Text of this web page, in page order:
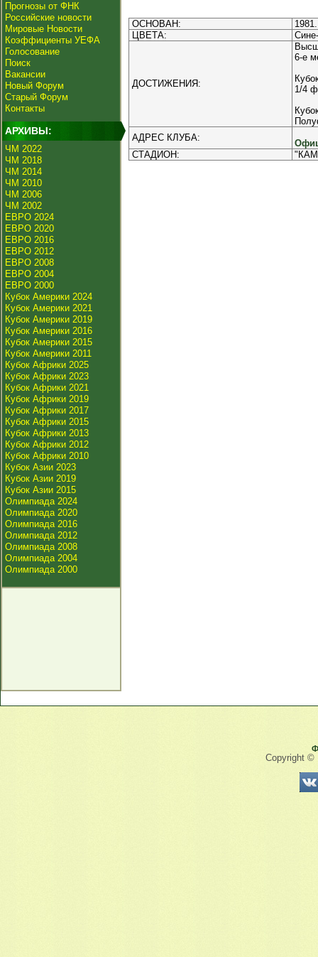
Прогнозы от ФНК
Российские новости
Мировые Новости
Коэффициенты УЕФА
Голосование
Поиск
Вакансии
Новый Форум
Старый Форум
Контакты
АРХИВЫ:
ЧМ 2022
ЧМ 2018
ЧМ 2014
ЧМ 2010
ЧМ 2006
ЧМ 2002
ЕВРО 2024
ЕВРО 2020
ЕВРО 2016
ЕВРО 2012
ЕВРО 2008
ЕВРО 2004
ЕВРО 2000
Кубок Америки 2024
Кубок Америки 2021
Кубок Америки 2019
Кубок Америки 2016
Кубок Америки 2015
Кубок Америки 2011
Кубок Африки 2025
Кубок Африки 2023
Кубок Африки 2021
Кубок Африки 2019
Кубок Африки 2017
Кубок Африки 2015
Кубок Африки 2013
Кубок Африки 2012
Кубок Африки 2010
Кубок Азии 2023
Кубок Азии 2019
Кубок Азии 2015
Олимпиада 2024
Олимпиада 2020
Олимпиада 2016
Олимпиада 2012
Олимпиада 2008
Олимпиада 2004
Олимпиада 2000
ОСНОВАН:
1981.
ЦВЕТА:
ДОСТИЖЕНИЯ:
6-е
1/4
АДРЕС КЛУБА:
СТАДИОН:
Copyright ©